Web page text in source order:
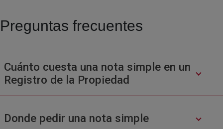
Preguntas frecuentes
Cuánto cuesta una nota simple en un
Registro de la Propiedad
Donde pedir una nota simple